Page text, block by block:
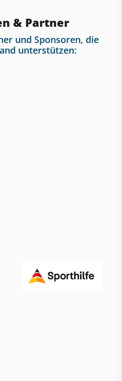
& Partner
und Sponsoren, die
unterstützen: